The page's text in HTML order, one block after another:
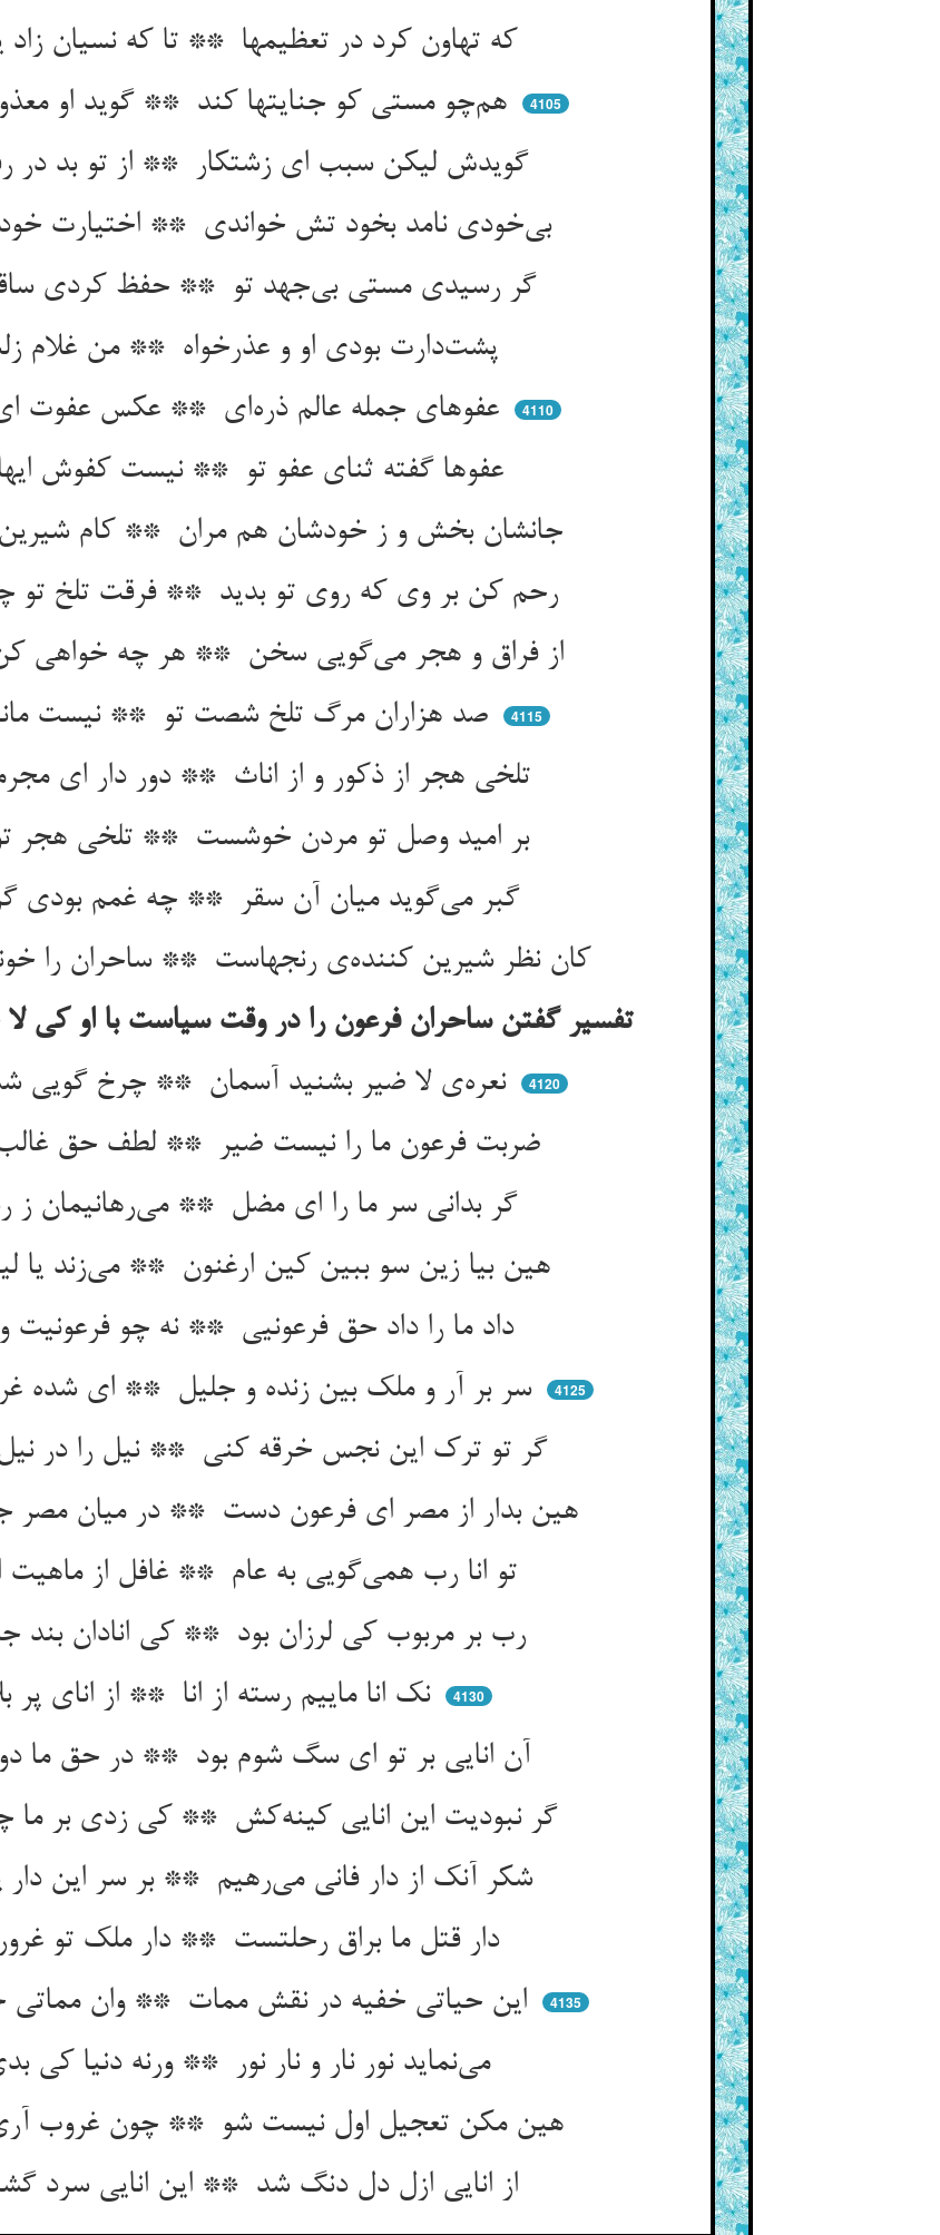
که تهاون کرد در تعظیمها ** تا که نسیان زاد یا سهو و خطا
4105
گویدش لیکن سبب ای زشتکار ** از تو بد در رفتن آن اختیار
بی‌خودی نامد بخود تش خواندی ** اختیارت خود نشد تش راندی
گر رسیدی مستی بی‌جهد تو ** حفظ کردی ساقی جان عهد تو
4110
رحم کن بر وی که روی تو بدید ** فرقت تلخ تو چون خواهد کشید
از فراق و هجر می‌گویی سخن ** هر چه خواهی کن ولیکن این مکن
4115
بر امید وصل تو مردن خوشست ** تلخی هجر تو فوق آتشست
گبر می‌گوید میان آن سقر ** چه غمم بودی گرم کردی نظر
تفسیر گفتن ساحران فرعون را در وقت سیاست با او کی لا ضیر انا الی ربنا منقلبون
نعره‌ی لا ضیر بشنید آسمان ** چرخ گویی شد پی آن صولجان
4120
ضربت فرعون ما را نیست ضیر ** لطف حق غالب بود بر قهر غیر
گر بدانی سر ما را ای مضل ** می‌رهانیمان ز رنج ای کوردل
هین بیا زین سو ببین کین ارغنون ** می‌زند یا لیت قومی یعلمون
داد ما را داد حق فرعونیی ** نه چو فرعونیت و ملکت فانیی
سر بر آر و ملک بین زنده و جلیل ** ای شده غره به مصر و رود نیل
4125
گر تو ترک این نجس خرقه کنی ** نیل را در نیل جان غرقه کنی
نک انا ماییم رسته از انا ** از انای پر بلای پر عنا
4130
گر نبودیت این انایی کینه‌کش ** کی زدی بر ما چنین اقبال خوش
شکر آنک از دار فانی می‌رهیم ** بر سر این دار پندت می‌دهیم
دار قتل ما براق رحلتست ** دار ملک تو غرور و غفلتست
4135
می‌نماید نور نار و نار نور ** ورنه دنیا کی بدی دارالغرور
هین مکن تعجیل اول نیست شو ** چون غروب آری بر آ از شرق ضو